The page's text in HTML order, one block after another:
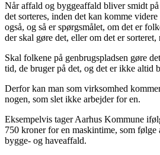
Når affald og byggeaffald bliver smidt på
det sorteres, inden det kan komme
også, og så er spørgsmålet, om det er
der skal gøre det, eller om det er
Skal folkene på genbrugspladsen gøre
tid, de bruger på det, og det er ikke altid
Derfor kan man som virksomhed
nogen, som slet ikke arbejder for en.
Eksempelvis tager Aarhus Kommune
750 kroner for en maskintime, som
bygge- og haveaffald.